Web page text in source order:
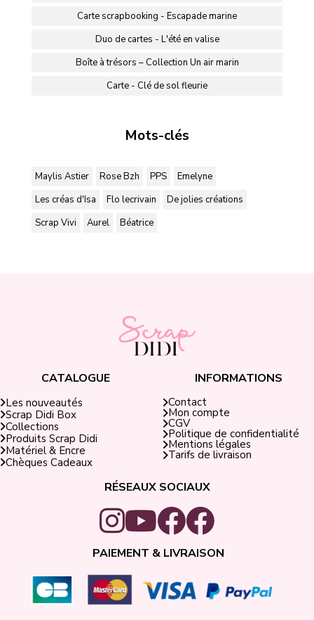
Carte scrapbooking - Escapade marine
Duo de cartes - L'été en valise
Boîte à trésors – Collection Un air marin
Carte - Clé de sol fleurie
Mots-clés
Maylis Astier Rose Bzh PPS
Emelyne
Les créas d'Isa
Flo lecrivain
De jolies créations
Scrap Vivi
Aurel Béatrice
CATALOGUE
Les nouveautés
Scrap Didi Box
Collections
Produits Scrap Didi
Matériel & Encre
Chèques Cadeaux
INFORMATIONS
Contact
Mon compte
CGV
Politique de confidentialité
Mentions légales
Tarifs de livraison
RÉSEAUX SOCIAUX
PAIEMENT & LIVRAISON